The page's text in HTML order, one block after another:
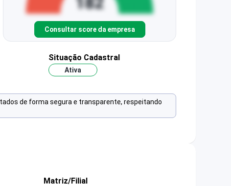
Consultar score da empresa
Situação Cadastral
Ativa
de forma segura e transparente, respeitando
Matriz/Filial